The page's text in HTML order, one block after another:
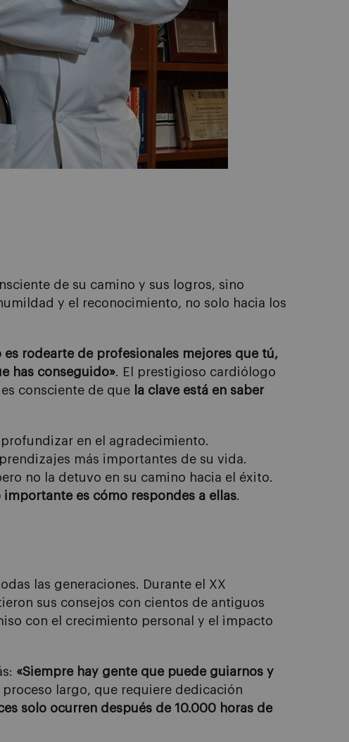
de su camino y sus logros, sino
y el reconocimiento, no solo hacia los
es rodearte de profesionales mejores que tú,
has conseguido». El prestigioso cardiólogo
consciente de que
la clave está en saber
en el agradecimiento.
más importantes de su vida.
no la detuvo en su camino hacia el éxito.
es cómo respondes a ellas.
las generaciones. Durante el XX
sus consejos con cientos de antiguos
con el crecimiento personal y el impacto
«Siempre hay gente que puede guiarnos y
largo, que requiere dedicación
solo ocurren después de 10.000 horas de